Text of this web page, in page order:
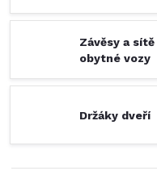
Závěsy a
obytné vozy
Držáky dveří